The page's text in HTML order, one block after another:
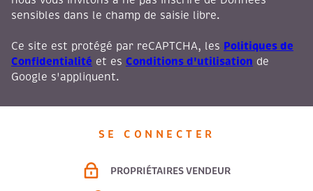
sensibles dans le champ de saisie libre.
Ce site est protégé par reCAPTCHA, les Politiques de
Confidentialité et es Conditions d'utilisation de
Google s'appliquent.
SE CONNECTER
PROPRIÉTAIRES VENDEUR